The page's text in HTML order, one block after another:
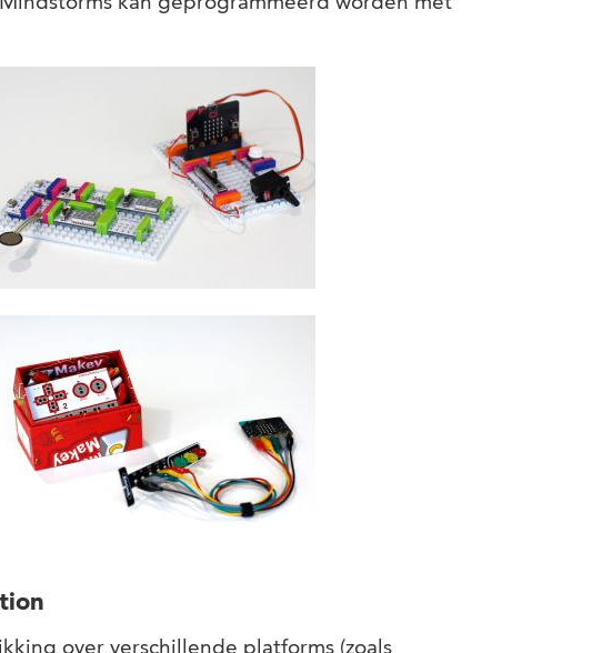
over verschillende platforms (zoals